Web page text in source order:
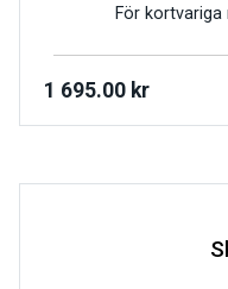
För kortvariga
1 695.00 kr